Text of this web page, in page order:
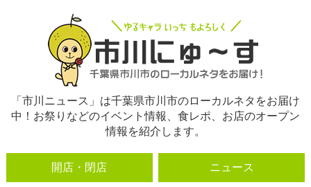
「市川ニュース」は千葉県市川市のローカルネタをお届け
中！お祭りなどのイベント情報、食レポ、お店のオープン
情報を紹介します。
開店・閉店 ニュース